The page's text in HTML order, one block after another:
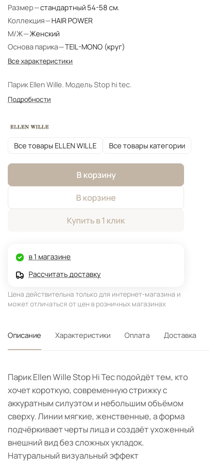
Размер—стандартный 54-58 см.
Коллекция—HAIR POWER
М/Ж—Женский
Основа парика—TEIL-MONO (круг)
Все характеристики
Парик Ellen Wille. Модель Stop hi tec.
Подробности
Все товары ELLEN WILLE Все товары категории
В корзину
В корзине
Купить в 1 клик
в 1 магазине
Рассчитать доставку
Цена действительна только для интернет-магазина и
может отличаться от цен в розничных магазинах
Описание Характеристики Оплата Доставка
Парик Ellen Wille Stop Hi Tec подойдёт тем, кто
хочет короткую, современную стрижку с
аккуратным силуэтом и небольшим объёмом
сверху. Линии мягкие, женственные, а форма
подчёркивает черты лица и создаёт ухоженный
внешний вид без сложных укладок.
Натуральный визуальный эффект